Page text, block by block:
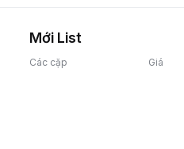
Mới List
Các cặp Giá